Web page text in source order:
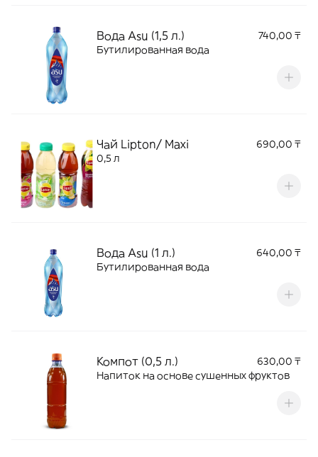
Вода Asu (1,5 л.)
740,00 ₸
Бутилированная вода
Чай Lipton/ Maxi
690,00 ₸
0,5 л
Вода Asu (1 л.)
640,00 ₸
Бутилированная вода
Компот (0,5 л.)
630,00 ₸
Напиток на основе сушенных фруктов